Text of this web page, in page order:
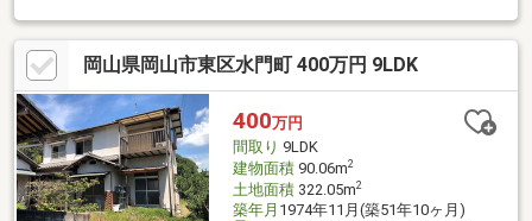
ン力で失敗しないリフォームを実現。中古物件をリノベ・リフォ
ームで蘇らせます。物件購入費用とリノベ工事費用を一緒にロー
ンで組む提案も可能です。3Dモデリングでリフォームの完成予想
図を立体的に表現。お問い合わせは【086-250-9005】または資料
請求・来場予約ボタンから。 *
*☆* *☆* *☆* *☆* *☆* *
岡山県岡山市東区水門町 400万円 9LDK
400万円
間取り 9LDK
建物面積90.06m2
土地面積322.05m2
築年月 1974年11月(築51年10ヶ月)